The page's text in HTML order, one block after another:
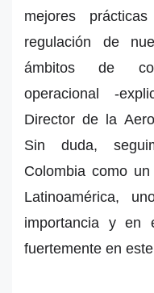
mejores
regulación de
ámbitos de
operacional -
Director de la
Sin duda,
Colombia como
Latinoamérica,
importancia y en
fuertemente en